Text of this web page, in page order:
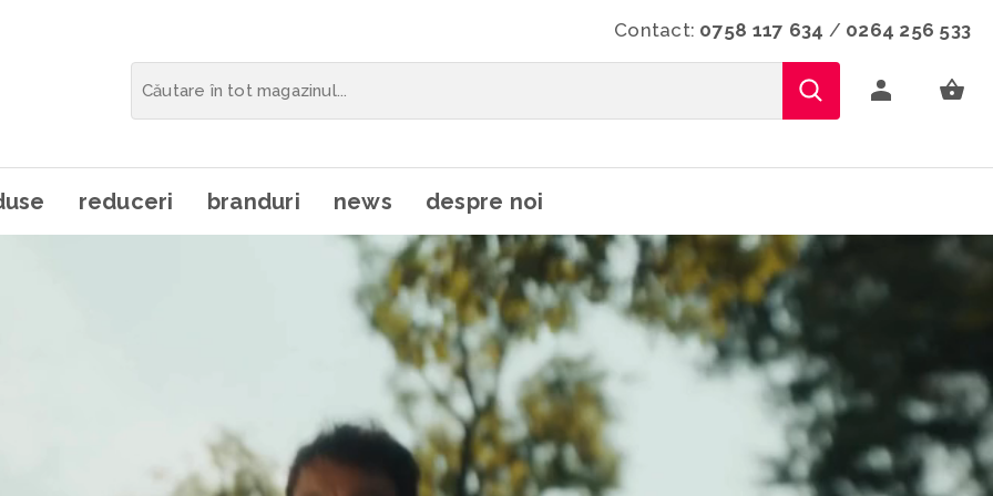
Contact: 0758 117 634 / 0264 256 533
reduceri branduri news despre noi